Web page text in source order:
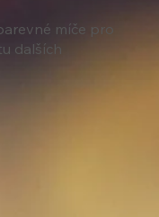
míče pro
dalších